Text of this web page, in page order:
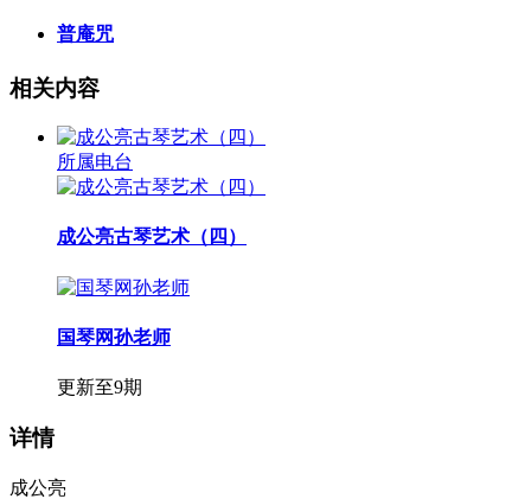
普庵咒
相关内容
所属电台
成公亮古琴艺术（四）
国琴网孙老师
更新至9期
详情
成公亮